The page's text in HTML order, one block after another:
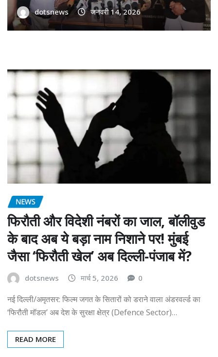
dotsnews जनवरी 14, 2026
NEWS
फिरौती और विदेशी नंबरों का जाल, बॉलीवुड
के बाद अब ये बड़ा नाम निशाने पर! मुंबई
जैसा ‘फिरौती खेल’ अब दिल्ली-पंजाब में?
dotsnews मार्च 5, 2026 0
नई दिल्ली/अमृतसर: फिल्म जगत के सितारों को डराने वाला अंडरवर्ल्ड का
‘फिरौती मॉडल’ अब देश के सुरक्षा क्षेत्र (Defence Sector)…
READ MORE